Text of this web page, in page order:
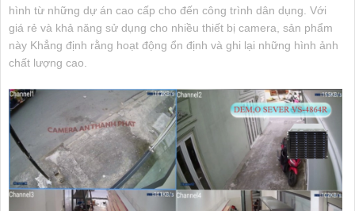
hình từ những dự án cao cấp cho đến công trình dân dụng. Với
giá rẻ và khả năng sử dụng cho nhiều thiết bị camera, sản phẩm
này Khẳng định rằng hoạt động ổn định và ghi lại những hình ảnh
chất lượng cao.